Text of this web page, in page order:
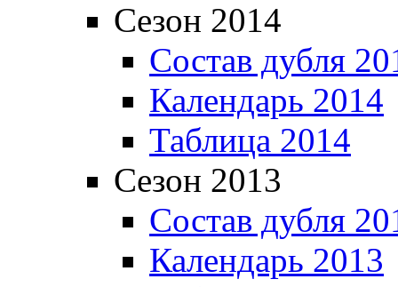
Сезон 2014
Состав дубля
Календарь 2014
Таблица 2014
Сезон 2013
Состав дубля
Календарь 2013